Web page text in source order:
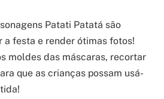
Patati Patatá são
a festa e render ótimas fotos!
moldes das máscaras, recortar
que as crianças possam usá-